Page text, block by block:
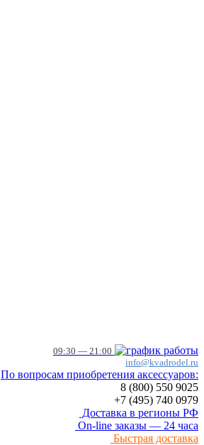
09:30 — 21:00
info@kvadrodel.ru
По вопросам приобретения аксессуаров:
8 (800) 550 9025
+7 (495) 740 0979
Доставка в регионы РФ
On-line заказы — 24 часа
Быстрая доставка